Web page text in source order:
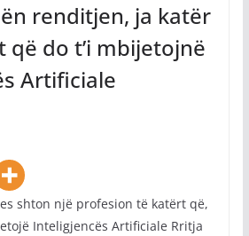
renditjen, ja katër
që do t’i mbijetojnë
Artificiale
shton një profesion të katërt që,
Inteligjencës Artificiale Rritja